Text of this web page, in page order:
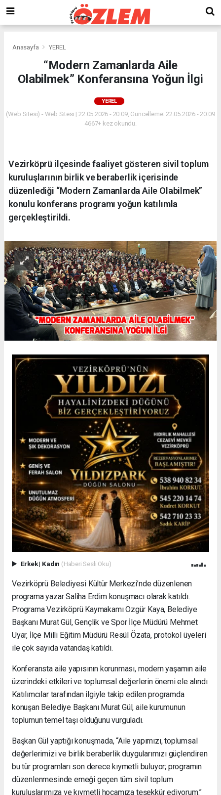
Anasayfa YEREL
“Modern Zamanlarda Aile
Olabilmek” Konferansına Yoğun İlgi
YEREL
(Web Sitesi) - Web Sitesi | 22.05.2026 - 20:09, Güncelleme: 22.05.2026 - 20:09
4667+ kez okundu.
Vezirköprü ilçesinde faaliyet gösteren sivil toplum
kuruluşlarının birlik ve beraberlik içerisinde
düzenlediği “Modern Zamanlarda Aile Olabilmek”
konulu konferans programı yoğun katılımla
gerçekleştirildi.
Erkek| Kadın (Haberi Sesli Oku)
Vezirköprü Belediyesi Kültür Merkezi’nde düzenlenen
programa yazar Saliha Erdim konuşmacı olarak katıldı.
Programa Vezirköprü Kaymakamı Özgür Kaya, Belediye
Başkanı Murat Gül, Gençlik ve Spor İlçe Müdürü Mehmet
Uyar, İlçe Milli Eğitim Müdürü Resül Özata, protokol üyeleri
ile çok sayıda vatandaş katıldı.
Konferansta aile yapısının korunması, modern yaşamın aile
üzerindeki etkileri ve toplumsal değerlerin önemi ele alındı.
Katılımcılar tarafından ilgiyle takip edilen programda
konuşan Belediye Başkanı Murat Gül, aile kurumunun
toplumun temel taşı olduğunu vurguladı.
Başkan Gül yaptığı konuşmada, “Aile yapımızı, toplumsal
değerlerimizi ve birlik beraberlik duygularımızı güçlendiren
bu tür programları son derece kıymetli buluyor; programın
düzenlenmesinde emeği geçen tüm sivil toplum
kuruluşlarımıza ve kıymetli hocamıza teşekkür ediyorum.”